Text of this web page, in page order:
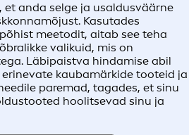
et anda selge ja usaldusväärne
Kasutades
meetodit, aitab see teha
valikuid, mis on
Läbipaistva hindamise abil
kaubamärkide tooteid ja
paremad, tagades, et sinu
hoolitsevad sinu ja